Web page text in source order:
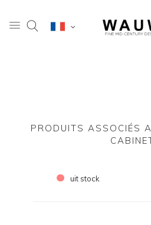
PRODUITS ASSOCIÉS
uit stock